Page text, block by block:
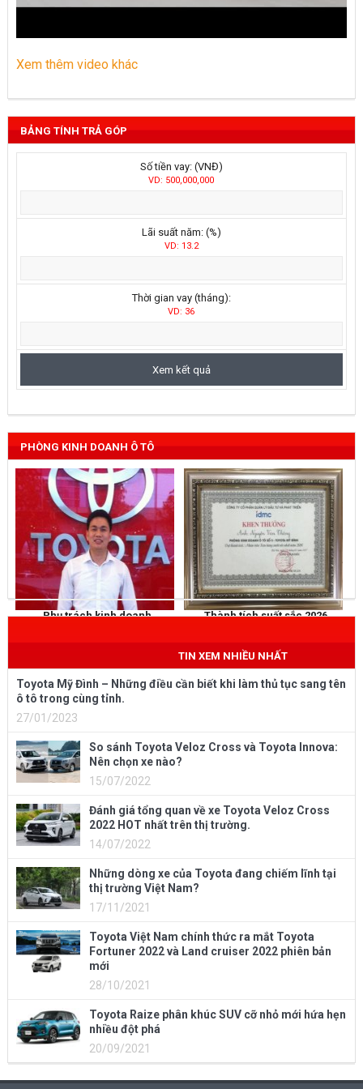
Xem thêm video khác
BẢNG TÍNH TRẢ GÓP
Số tiền vay: (VNĐ)
VD: 500,000,000
Lãi suất năm: (%)
VD: 13.2
Thời gian vay (tháng):
VD: 36
PHÒNG KINH DOANH Ô TÔ
Phụ trách kinh doanh Thành tích suất sắc 2026
TIN XEM NHIỀU NHẤT
Toyota Mỹ Đình – Những điều cần biết khi làm thủ tục sang tên
ô tô trong cùng tỉnh.
27/01/2023
So sánh Toyota Veloz Cross và Toyota Innova:
Nên chọn xe nào?
15/07/2022
Đánh giá tổng quan về xe Toyota Veloz Cross
2022 HOT nhất trên thị trường.
14/07/2022
Những dòng xe của Toyota đang chiếm lĩnh tại
thị trường Việt Nam?
17/11/2021
Toyota Việt Nam chính thức ra mắt Toyota
Fortuner 2022 và Land cruiser 2022 phiên bản
mới
28/10/2021
Toyota Raize phân khúc SUV cỡ nhỏ mới hứa hẹn
nhiều đột phá
20/09/2021